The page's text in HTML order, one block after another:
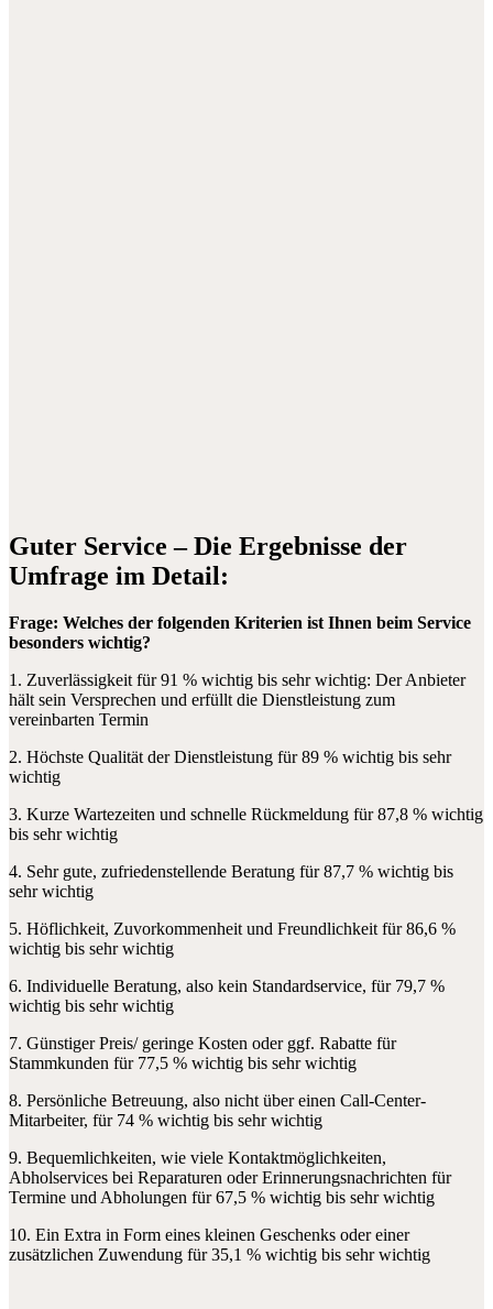
Guter Service – Die Ergebnisse der
Umfrage im Detail:
Frage: Welches der folgenden Kriterien ist Ihnen beim Service
besonders wichtig?
1. Zuverlässigkeit für 91 % wichtig bis sehr wichtig: Der Anbieter
hält sein Versprechen und erfüllt die Dienstleistung zum
vereinbarten Termin
2. Höchste Qualität der Dienstleistung für 89 % wichtig bis sehr
wichtig
3. Kurze Wartezeiten und schnelle Rückmeldung für 87,8 % wichtig
bis sehr wichtig
4. Sehr gute, zufriedenstellende Beratung für 87,7 % wichtig bis
sehr wichtig
5. Höflichkeit, Zuvorkommenheit und Freundlichkeit für 86,6 %
wichtig bis sehr wichtig
6. Individuelle Beratung, also kein Standardservice, für 79,7 %
wichtig bis sehr wichtig
7. Günstiger Preis/ geringe Kosten oder ggf. Rabatte für
Stammkunden für 77,5 % wichtig bis sehr wichtig
8. Persönliche Betreuung, also nicht über einen Call-Center-
Mitarbeiter, für 74 % wichtig bis sehr wichtig
9. Bequemlichkeiten, wie viele Kontaktmöglichkeiten,
Abholservices bei Reparaturen oder Erinnerungsnachrichten für
Termine und Abholungen für 67,5 % wichtig bis sehr wichtig
10. Ein Extra in Form eines kleinen Geschenks oder einer
zusätzlichen Zuwendung für 35,1 % wichtig bis sehr wichtig